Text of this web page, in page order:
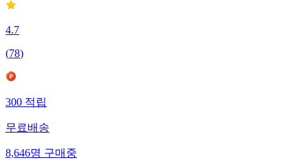
4.7
(78)
300 적립
무료배송
8,646명 구매중